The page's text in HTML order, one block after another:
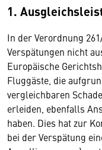
1.
In der Verordnung
Verspätungen nicht
Europäische
Fluggäste, die
vergleichbaren
erleiden, ebenfalls
haben. Dies hat zur
bei der Verspätung